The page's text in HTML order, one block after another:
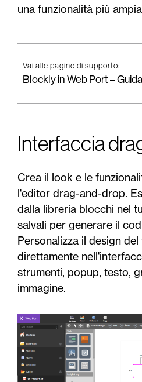
una funzionalità più
Vai alle pagine di supporto:
Blockly in Web Port –
Interfaccia
Crea il look e le
l'editor drag-and-drop.
dalla libreria blocchi nel
salvali per generare il
Personalizza il design
direttamente
strumenti, popup, testo,
immagine.